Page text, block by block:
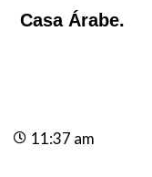
Casa Árabe.
11:37 am